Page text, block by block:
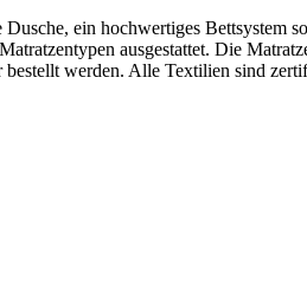
ein hochwertiges Bettsystem
ausgestattet. Die
bestellt werden. Alle Textilien sind